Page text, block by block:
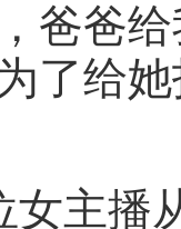
爸爸
了给
女主播